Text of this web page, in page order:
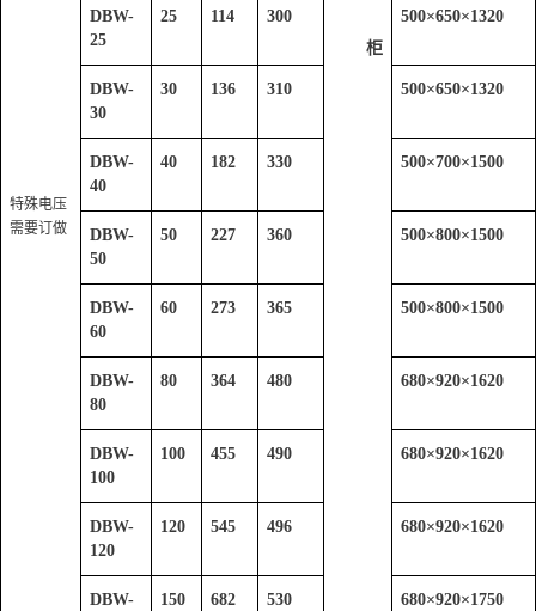
特殊电压
需要订做
柜
DBW-
25
25 114 300 500×650×1320
DBW-
30
30 136 310 500×650×1320
DBW-
40
40 182 330 500×700×1500
DBW-
50
50 227 360 500×800×1500
DBW-
60
60 273 365 500×800×1500
DBW-
80
80 364 480 680×920×1620
DBW-
100
100 455 490 680×920×1620
DBW-
120
120 545 496 680×920×1620
DBW-
150 682 530 680×920×1750